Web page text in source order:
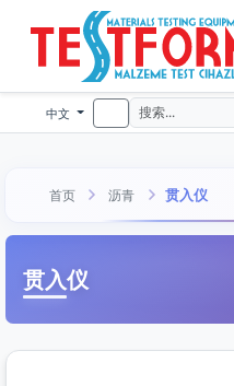
中文
首页 沥青 贯入仪
贯入仪